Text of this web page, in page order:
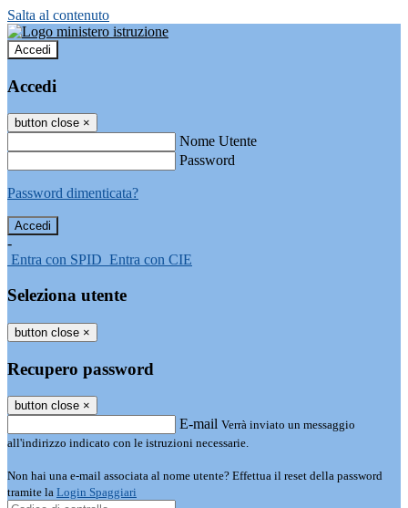
Salta al contenuto
Accedi
Accedi
button close ×
Nome Utente
Password
Password dimenticata?
-
Entra con SPID Entra con CIE
Seleziona utente
button close ×
Recupero password
button close ×
E-mail Verrà inviato un messaggio
all'indirizzo indicato con le istruzioni necessarie.
Non hai una e-mail associata al nome utente? Effettua il reset della password
tramite la Login Spaggiari